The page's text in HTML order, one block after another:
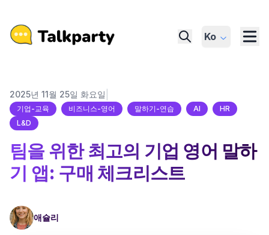
Ko
2025년 11월 25일 화요일
기업-교육 비즈니스-영어 말하기-연습 AI
HR
L&D
팀을 위한 최고의 기업 영어 말하
기 앱: 구매 체크리스트
애슐리